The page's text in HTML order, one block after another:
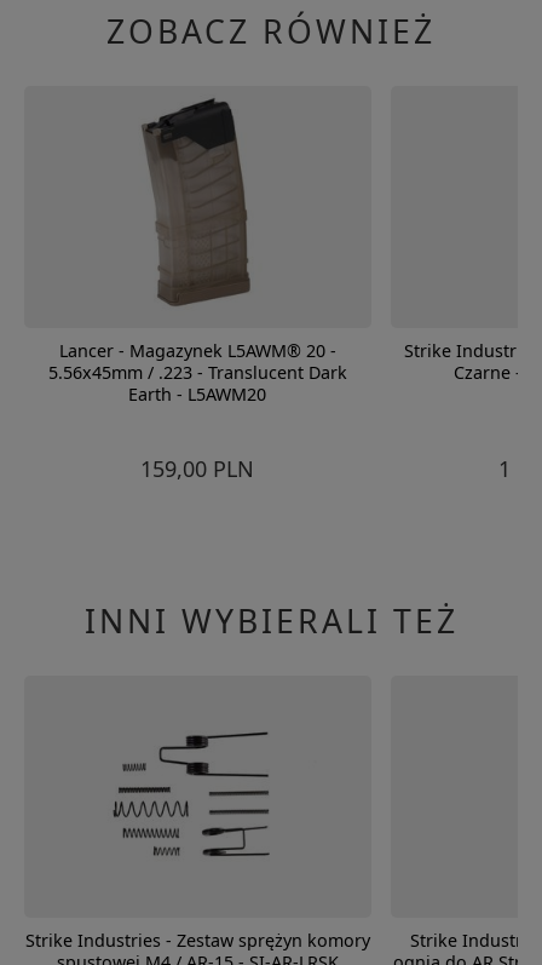
ZOBACZ RÓWNIEŻ
Lancer - Magazynek L5AWM® 20 -
5.56x45mm / .223 - Translucent Dark
Earth - L5AWM20
159,00 PLN
Strike Industries
Czarne -
1
INNI WYBIERALI TEŻ
Strike Industries - Zestaw sprężyn komory
Strike